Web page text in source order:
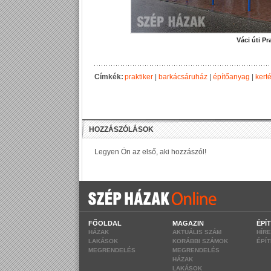
Váci úti
Címkék:praktiker barkácsáruház építőanyag
FŐOLDAL
HÁZAK
LAKÁSOK
MEGRENDELÉS
MAGAZIN
AKTUÁLIS SZÁM
KORÁBBI SZÁMOK
MEGRENDELÉS
HÁZAK
LAKÁSOK